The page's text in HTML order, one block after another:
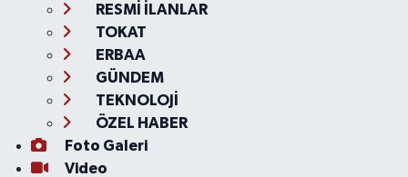
RESMİ İLANLAR
TOKAT
ERBAA
GÜNDEM
TEKNOLOJİ
ÖZEL HABER
Foto Galeri
Video